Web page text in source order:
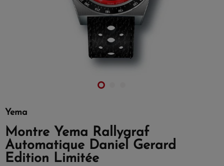
Yema
Montre Yema Rallygraf
Automatique Daniel Gerard
Edition Limitée